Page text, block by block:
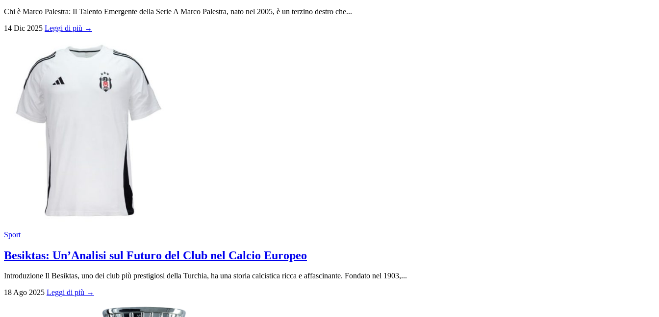
Chi è Marco Palestra: Il Talento Emergente della Serie A Marco Palestra, nato nel 2005, è un terzino destro che...
14 Dic 2025 Leggi di più →
Sport
Besiktas: Un’Analisi sul Futuro del Club nel Calcio Europeo
Introduzione Il Besiktas, uno dei club più prestigiosi della Turchia, ha una storia calcistica ricca e affascinante. Fondato nel 1903,...
18 Ago 2025 Leggi di più →